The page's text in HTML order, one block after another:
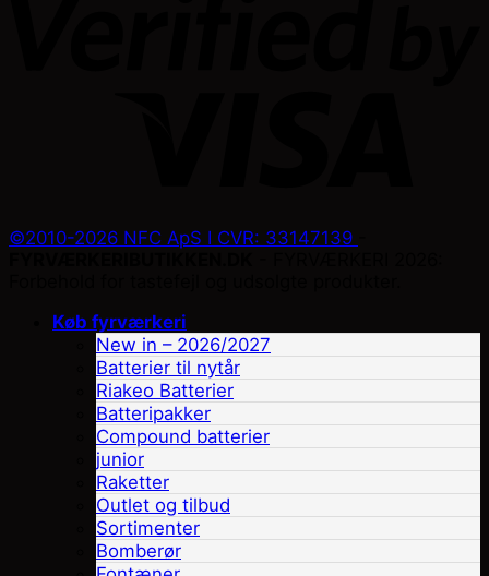
©2010-2026 NFC ApS I CVR: 33147139
Køb fyrværkeri
New in – 2026/2027
Batterier til nytår
Riakeo Batterier
Batteripakker
Compound batterier
junior
Raketter
Outlet og tilbud
Sortimenter
Bomberør